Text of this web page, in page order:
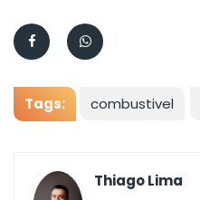
Tags: combustivel
Thiago Lima